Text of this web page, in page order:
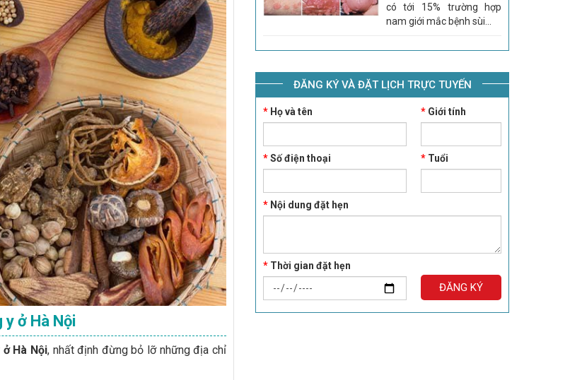
ở Hà Nội
Hà Nội, nhất định đừng bỏ lỡ những địa chỉ
có tới 15% trường hợp
nam giới mắc bệnh sùi...
ĐĂNG KÝ VÀ ĐẶT LỊCH TRỰC TUYẾN
*Họ và tên *Giới tính
*Số điện thoại *Tuổi
*Nội dung đặt hẹn
*Thời gian đặt hẹn
ĐĂNG KÝ